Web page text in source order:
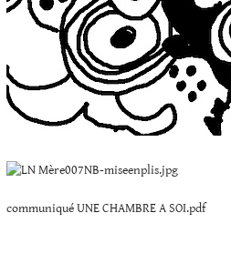
communiqué UNE CHAMBRE A SOI.pdf